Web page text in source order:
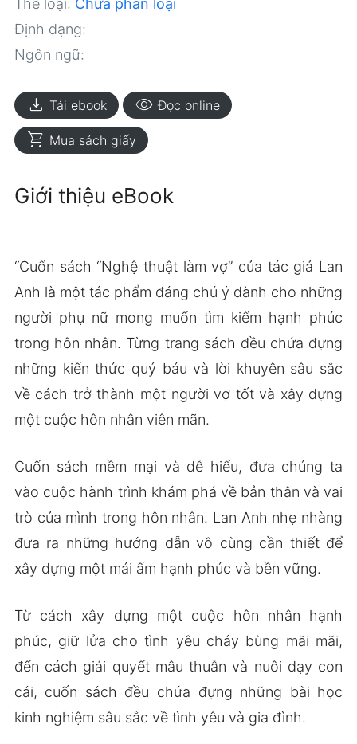
Thể loại: Chưa phân loại
Định dạng:
Ngôn ngữ:
download Tải ebook visibility Đọc online
shopping_cart Mua sách giấy
Giới thiệu eBook
“Cuốn sách “Nghệ thuật làm vợ” của tác giả Lan
Anh là một tác phẩm đáng chú ý dành cho những
người phụ nữ mong muốn tìm kiếm hạnh phúc
trong hôn nhân. Từng trang sách đều chứa đựng
những kiến thức quý báu và lời khuyên sâu sắc
về cách trở thành một người vợ tốt và xây dựng
một cuộc hôn nhân viên mãn.
Cuốn sách mềm mại và dễ hiểu, đưa chúng ta
vào cuộc hành trình khám phá về bản thân và vai
trò của mình trong hôn nhân. Lan Anh nhẹ nhàng
đưa ra những hướng dẫn vô cùng cần thiết để
xây dựng một mái ấm hạnh phúc và bền vững.
Từ cách xây dựng một cuộc hôn nhân hạnh
phúc, giữ lửa cho tình yêu cháy bùng mãi mãi,
đến cách giải quyết mâu thuẫn và nuôi dạy con
cái, cuốn sách đều chứa đựng những bài học
kinh nghiệm sâu sắc về tình yêu và gia đình.